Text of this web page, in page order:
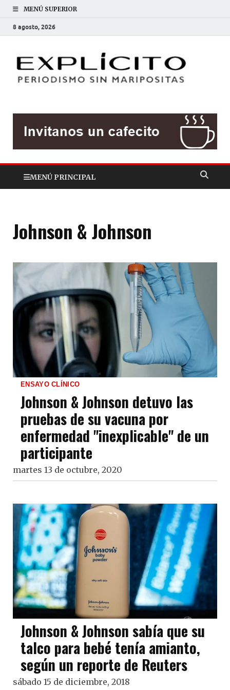
MENÚ SUPERIOR
8 agosto, 2026
MENÚ PRINCIPAL
Johnson & Johnson
ENSAYO CLÍNICO
Johnson & Johnson detuvo las
pruebas de su vacuna por
enfermedad "inexplicable" de un
participante
martes 13 de octubre, 2020
Johnson & Johnson sabía que su
talco para bebé tenía amianto,
según un reporte de Reuters
sábado 15 de diciembre, 2018